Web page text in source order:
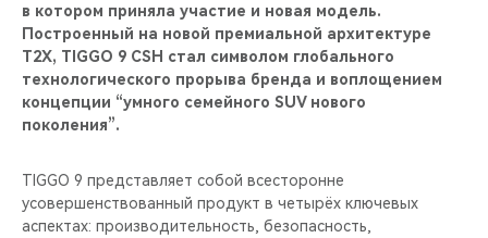
в котором приняла участие и новая модель.
Построенный на новой премиальной архитектуре
T2X, TIGGO 9 CSH стал символом глобального
технологического прорыва бренда и воплощением
концепции “умного семейного SUV нового
поколения”.
TIGGO 9 представляет собой всесторонне
усовершенствованный продукт в четырёх ключевых
аспектах: производительность, безопасность,